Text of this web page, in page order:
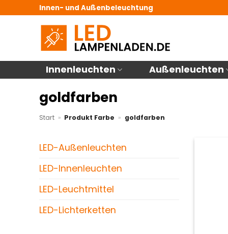
Innen- und Außenbeleuchtung
Innenleuchten Außenleuchten
goldfarben
Start » Produkt Farbe » goldfarben
LED-Außenleuchten
LED-Innenleuchten
LED-Leuchtmittel
LED-Lichterketten